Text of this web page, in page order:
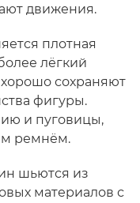
движения.
плотная
лёгкий
хорошо сохраняют
фигуры.
и пуговицы,
ремнём.
шьются из
материалов с